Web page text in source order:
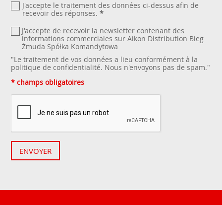
J'accepte le traitement des données ci-dessus afin de
recevoir des réponses. *
J'accepte de recevoir la newsletter contenant des
informations commerciales sur Aikon Distribution Bieg
Żmuda Spółka Komandytowa
"Le traitement de vos données a lieu conformément à la
politique de confidentialité. Nous n'envoyons pas de spam."
* champs obligatoires
ENVOYER